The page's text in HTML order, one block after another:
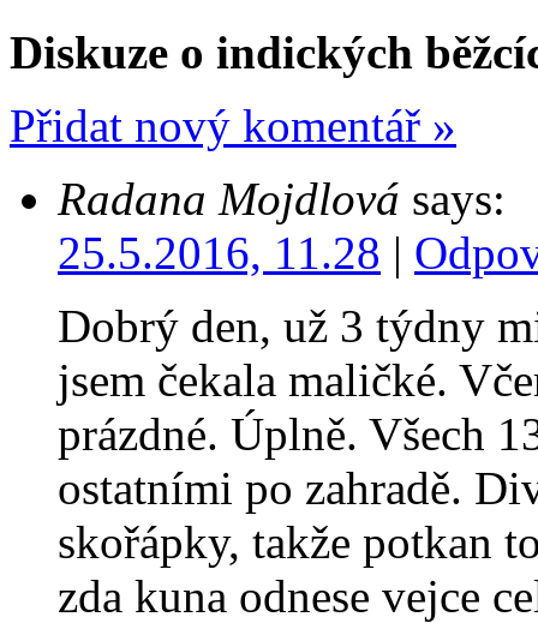
Diskuze o indických
Přidat nový komentář »
Radana Mojdlová says:
25.5.2016, 11.28 |
Dobrý den, už 3 týdny
jsem čekala maličké.
prázdné. Úplně. Všech
ostatními po zahradě.
skořápky, takže potkan
zda kuna odnese vejce